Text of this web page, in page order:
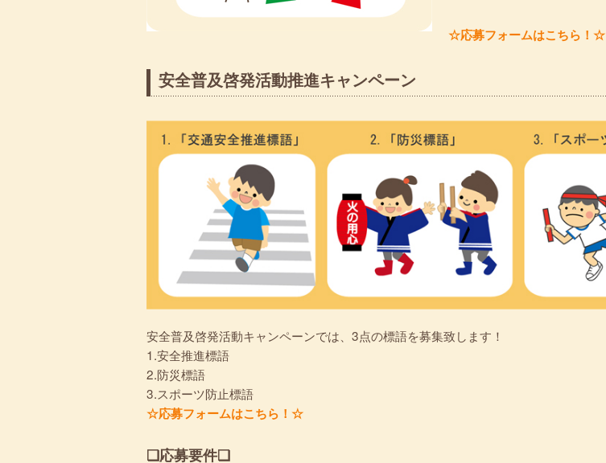
☆応募フォームはこちら！☆
安全普及啓発活動推進キャンペーン
安全普及啓発活動キャンペーンでは、3点の標語を募集致します！
1.安全推進標語
2.防災標語
3.スポーツ防止標語
☆応募フォームはこちら！☆
❏応募要件❏